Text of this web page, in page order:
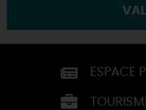
ESPACE